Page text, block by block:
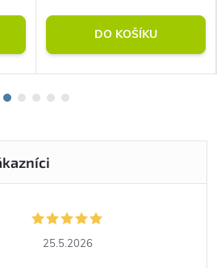
DO KOŠÍKU
25.5.2026